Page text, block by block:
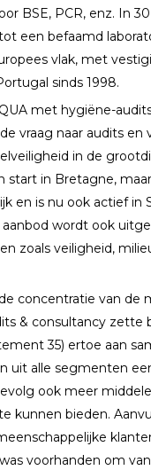
BSE, PCR, enz. In
een befaamd
vlak, met
sinds 1998.
met hygiëne-
vraag naar audits en
in de
start in Bretagne,
en is nu ook actief in
wordt ook
zoals veiligheid,
concentratie van de
& consultancy zette
35) ertoe aan
uit alle segmenten
ook meer
kunnen bieden.
voorhanden om